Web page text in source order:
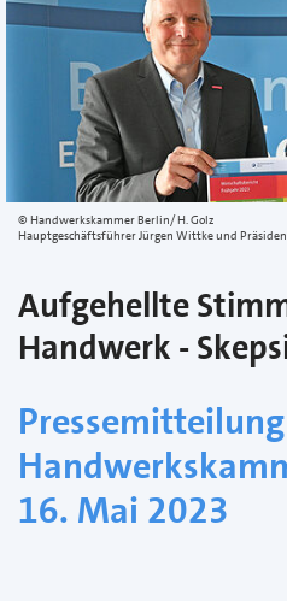
Handwerkskammer Berlin/ H. Golz
Hauptgeschäftsführer Jürgen Wittke und
Aufgehellte
Handwerk -
16. Mai 2023